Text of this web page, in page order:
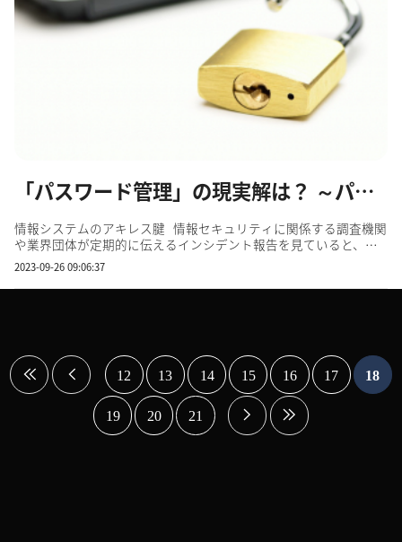
「パスワード管理」の現実解は？ ～パスワードレスも視野に守りを点検～
情報システムのアキレス腱 情報セキュリティに関係する調査機関
や業界団体が定期的に伝えるインシデント報告を見ていると、情
報漏えいの多くは、データを記録したデバイスの紛失か、サーバ
ーソフトなどの脆弱性を突く不正アクセス、そして企業のシステ
ムにアクセスするための認証情報の流出が原因になっています...
2023-09-26 09:06:37
12 13 14 15 16 17 18
19 20 21